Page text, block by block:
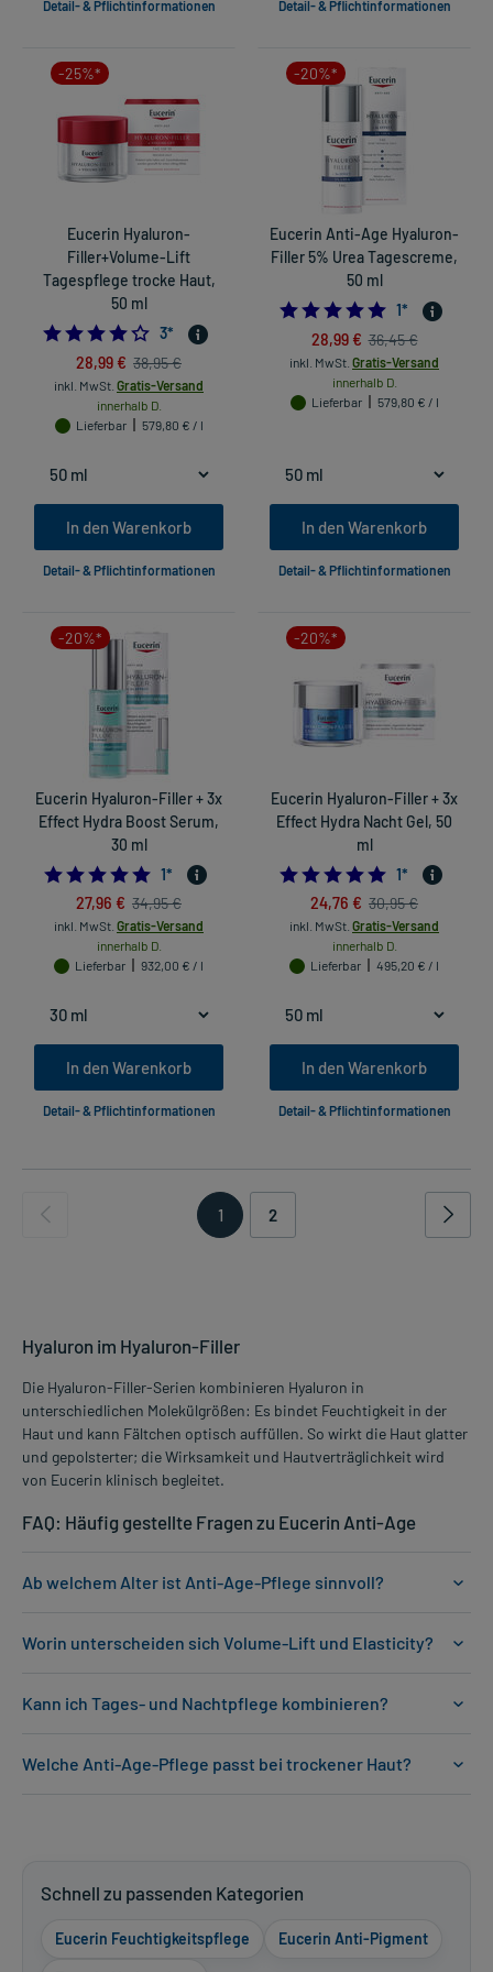
Detail- & Pflichtinformationen Detail- & Pflichtinformationen
-25%*
Eucerin Hyaluron-
Filler+Volume-Lift
Tagespflege trocke Haut,
50 ml
4.0
3*
28,99 € 38,95 €
inkl. MwSt. Gratis-Versand
innerhalb D.
Lieferbar
579,80 € / l
In den Warenkorb
Detail- & Pflichtinformationen
-20%*
Eucerin Anti-Age Hyaluron-
Filler 5% Urea Tagescreme,
50 ml
5.0
1*
28,99 € 36,45 €
inkl. MwSt. Gratis-Versand
innerhalb D.
Lieferbar
579,80 € / l
In den Warenkorb
Detail- & Pflichtinformationen
-20%*
Eucerin Hyaluron-Filler + 3x
Effect Hydra Boost Serum,
30 ml
5.0
1*
27,96 € 34,95 €
inkl. MwSt. Gratis-Versand
innerhalb D.
Lieferbar
932,00 € / l
In den Warenkorb
Detail- & Pflichtinformationen
-20%*
Eucerin Hyaluron-Filler + 3x
Effect Hydra Nacht Gel, 50
ml
5.0
1*
24,76 € 30,95 €
inkl. MwSt. Gratis-Versand
innerhalb D.
Lieferbar
495,20 € / l
In den Warenkorb
Detail- & Pflichtinformationen
1 2
Hyaluron im Hyaluron-Filler
Die Hyaluron-Filler-Serien kombinieren Hyaluron in
unterschiedlichen Molekülgrößen: Es bindet Feuchtigkeit in der
Haut und kann Fältchen optisch auffüllen. So wirkt die Haut glatter
und gepolsterter; die Wirksamkeit und Hautverträglichkeit wird
von Eucerin klinisch begleitet.
FAQ: Häufig gestellte Fragen zu Eucerin Anti-Age
Ab welchem Alter ist Anti-Age-Pflege sinnvoll?
Worin unterscheiden sich Volume-Lift und Elasticity?
Kann ich Tages- und Nachtpflege kombinieren?
Welche Anti-Age-Pflege passt bei trockener Haut?
Schnell zu passenden Kategorien
Eucerin Feuchtigkeitspflege Eucerin Anti-Pigment